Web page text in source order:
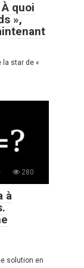
quoi
»,
la star de «
280
à
solution en